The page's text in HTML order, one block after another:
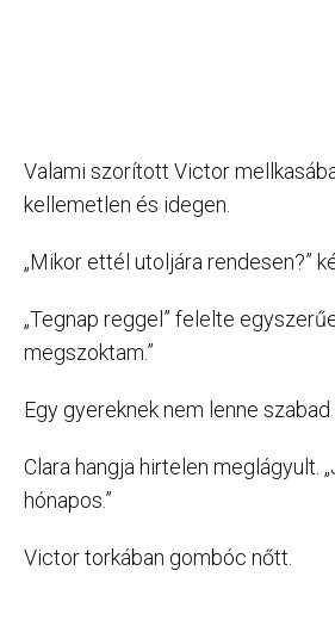
Valami szorított Victor
kellemetlen és idegen.
„Mikor ettél utoljára rendesen?”
„Tegnap reggel” felelte
megszoktam.”
Egy gyereknek nem lenne szabad
Clara hangja hirtelen meglágyult.
hónapos.”
Victor torkában gombóc nőtt.